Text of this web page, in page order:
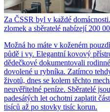
Za ČSSR byl v každé
zlomek a sběratelé nabízejí 200
Možná ho máte v koženém
půdě i vy. Elegantní kovový
dědečkové dokumentovali
dovolené u rybníka. Zatímco
životů, dnes se kolem těchto
neuvěřitelné peníze. Sběratelé
padesátých let ochotni zaplatit
tisíců až po stovky tisíc korun.